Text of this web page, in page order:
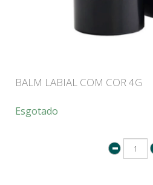
BALM LABIAL COM COR 4G
Esgotado